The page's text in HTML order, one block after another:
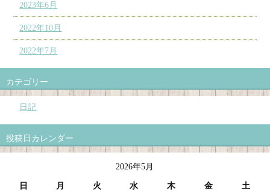
2023年6月
2022年10月
2022年7月
カテゴリー
日記
投稿日カレンダー
2026年5月
日 月 火 水 木 金 土